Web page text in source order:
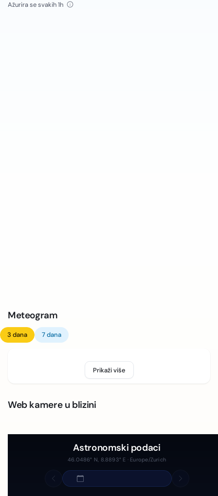
Ažurira se svakih 1h
Meteogram
3 dana 7 dana
Prikaži više
Web kamere u blizini
Astronomski podaci
46.0486° N, 8.8893° E · Europe/Zurich